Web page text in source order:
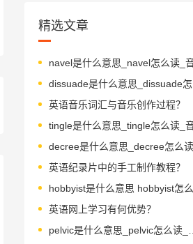
精选文章
英语音乐词汇与音乐创作过程？
英语纪录片中的手工制作教程？
英语网上学习有何优势？